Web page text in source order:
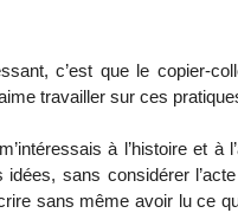
c’est que le copier-
travailler sur ces
à l’histoire et à
sans considérer
sans même avoir lu ce